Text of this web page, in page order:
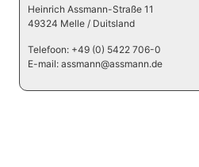
Heinrich Assmann-Straße 11
49324 Melle / Duitsland
Telefoon: +49 (0) 5422 706-0
E-mail: assmann@assmann.de